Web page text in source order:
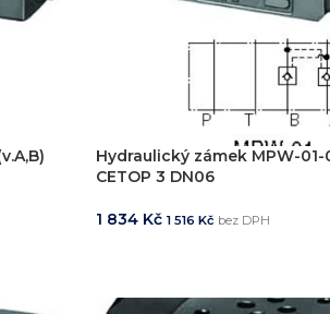
Hydraulický zámek MPW-01-
CETOP 3 DN06
1 834 Kč 1 516 Kč bez DPH